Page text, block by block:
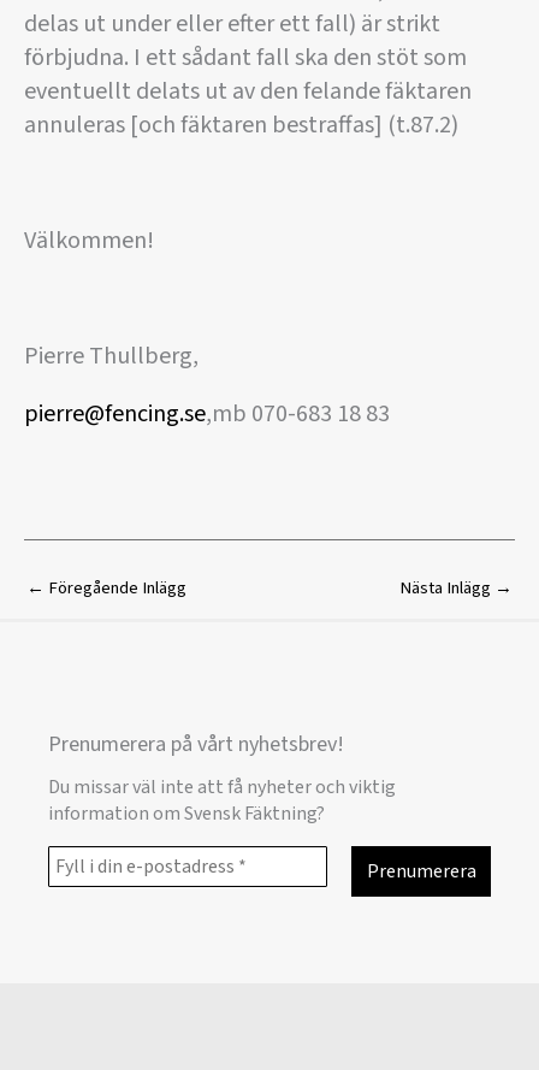
delas ut under eller efter ett fall) är strikt
förbjudna. I ett sådant fall ska den stöt som
eventuellt delats ut av den felande fäktaren
annuleras [och fäktaren bestraffas] (t.87.2)
Välkommen!
Pierre Thullberg,
pierre@fencing.se,mb 070-683 18 83
← Föregående Inlägg Nästa Inlägg →
Prenumerera på vårt nyhetsbrev!
Du missar väl inte att få nyheter och viktig
information om Svensk Fäktning?